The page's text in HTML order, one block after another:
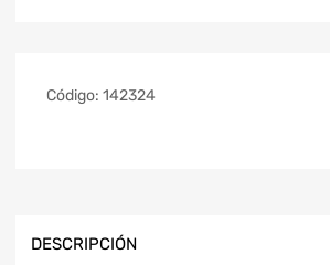
Código: 142324
DESCRIPCIÓN